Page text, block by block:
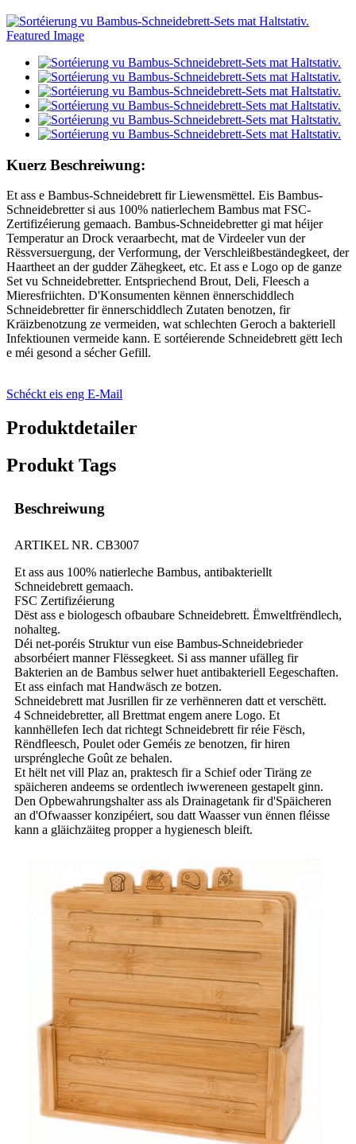
Kuerz Beschreiwung:
Et ass e Bambus-Schneidebrett fir Liewensmëttel. Eis Bambus-
Schneidebretter si aus 100% natierlechem Bambus mat FSC-
Zertifizéierung gemaach. Bambus-Schneidebretter gi mat héijer
Temperatur an Drock veraarbecht, mat de Virdeeler vun der
Rëssversuergung, der Verformung, der Verschleißbeständegkeet, der
Haartheet an der gudder Zähegkeet, etc. Et ass e Logo op de ganze
Set vu Schneidebretter. Entspriechend Brout, Deli, Fleesch a
Mieresfriichten. D'Konsumenten kënnen ënnerschiddlech
Schneidebretter fir ënnerschiddlech Zutaten benotzen, fir
Kräizbenotzung ze vermeiden, wat schlechten Geroch a bakteriell
Infektiounen vermeide kann. E sortéierende Schneidebrett gëtt Iech
e méi gesond a sécher Gefill.
Schéckt eis eng E-Mail
Produktdetailer
Produkt Tags
Beschreiwung
ARTIKEL NR. CB3007
Et ass aus 100% natierleche Bambus, antibakteriellt
Schneidebrett gemaach.
FSC Zertifizéierung
Dëst ass e biologesch ofbaubare Schneidebrett. Ëmweltfrëndlech,
nohalteg.
Déi net-poréis Struktur vun eise Bambus-Schneidebrieder
absorbéiert manner Flëssegkeet. Si ass manner ufälleg fir
Bakterien an de Bambus selwer huet antibakteriell Eegeschaften.
Et ass einfach mat Handwäsch ze botzen.
Schneidebrett mat Jusrillen fir ze verhënneren datt et verschëtt.
4 Schneidebretter, all Brettmat engem anere Logo. Et
kannhëllefen Iech dat richtegt Schneidebrett fir réie Fësch,
Rëndfleesch, Poulet oder Geméis ze benotzen, fir hiren
urspréngleche Goût ze behalen.
Et hëlt net vill Plaz an, praktesch fir a Schief oder Tiräng ze
späicheren andeems se ordentlech iwwereneen gestapelt ginn.
Den Opbewahrungshalter ass als Drainagetank fir d'Späicheren
an d'Ofwaasser konzipéiert, sou datt Waasser vun ënnen fléisse
kann a gläichzäiteg propper a hygienesch bleift.